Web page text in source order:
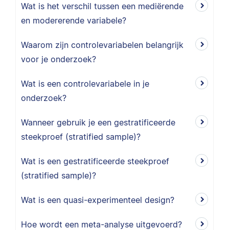
Wat is het verschil tussen een mediërende
en modererende variabele?
Waarom zijn controlevariabelen belangrijk
voor je onderzoek?
Wat is een controlevariabele in je
onderzoek?
Wanneer gebruik je een gestratificeerde
steekproef (stratified sample)?
Wat is een gestratificeerde steekproef
(stratified sample)?
Wat is een quasi-experimenteel design?
Hoe wordt een meta-analyse uitgevoerd?